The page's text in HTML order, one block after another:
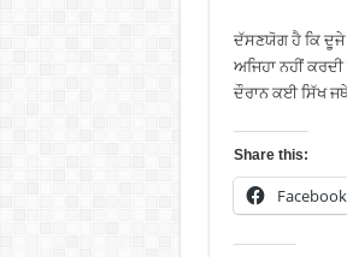
ਦੱਸਣਯੋਗ ਹੈ ਕਿ ਦੂਜੇ
ਅਜਿਹਾ ਨਹੀਂ
ਦੌਰਾਨ ਕਈ ਸਿੱਖ
Share this:
Facebook